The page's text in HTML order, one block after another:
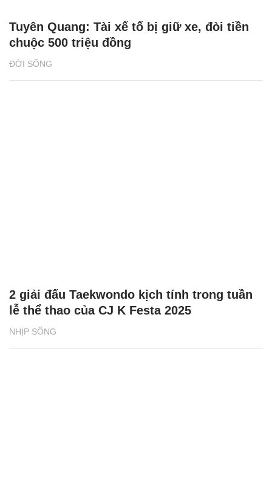
ĐỜI SỐNG
Tuyên Quang: Tài xế tố bị giữ xe, đòi tiền
chuộc 500 triệu đồng
NHỊP SỐNG
2 giải đấu Taekwondo kịch tính trong tuần
lễ thể thao của CJ K Festa 2025